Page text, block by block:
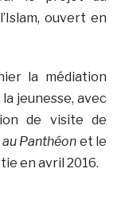
ouvert en
la médiation
jeunesse, avec
de visite de
Panthéon et le
en avril 2016.